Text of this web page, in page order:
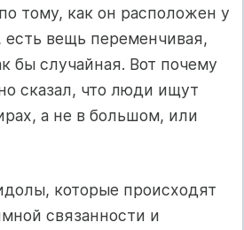
тому, как он расположен у
вещь переменчивая,
бы случайная. Вот почему
сказал, что люди ищут
а не в большом, или
которые происходят
связанности и